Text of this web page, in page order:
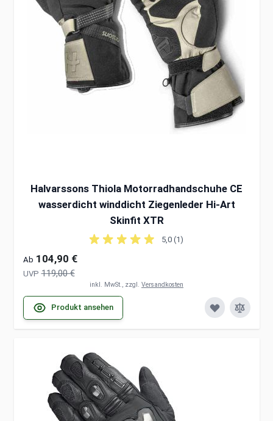
Halvarssons Thiola Motorradhandschuhe CE
wasserdicht winddicht Ziegenleder Hi-Art
Skinfit XTR
5,0 (1)
Ab 104,90 €
UVP 119,00 €
inkl. MwSt., zzgl. Versandkosten
Produkt ansehen